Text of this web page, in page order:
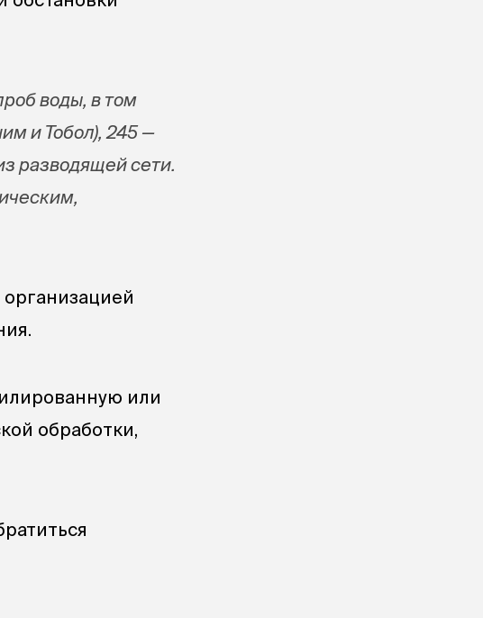
воды, в том
и Тобол), 245 —
разводящей сети.
или
обработки,